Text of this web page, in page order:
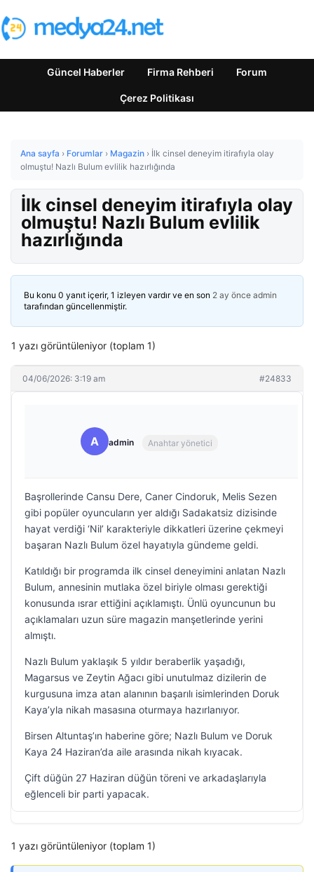
Güncel Haberler Firma Rehberi Forum
Çerez Politikası
Ana sayfa › Forumlar › Magazin › İlk cinsel deneyim itirafıyla olay
olmuştu! Nazlı Bulum evlilik hazırlığında
İlk cinsel deneyim itirafıyla olay
olmuştu! Nazlı Bulum evlilik
hazırlığında
Bu konu 0 yanıt içerir, 1 izleyen vardır ve en son 2 ay önce admin
tarafından güncellenmiştir.
1 yazı görüntüleniyor (toplam 1)
04/06/2026: 3:19 am #24833
A admin Anahtar yönetici
Başrollerinde Cansu Dere, Caner Cindoruk, Melis Sezen
gibi popüler oyuncuların yer aldığı Sadakatsiz dizisinde
hayat verdiği ‘Nil’ karakteriyle dikkatleri üzerine çekmeyi
başaran Nazlı Bulum özel hayatıyla gündeme geldi.
Katıldığı bir programda ilk cinsel deneyimini anlatan Nazlı
Bulum, annesinin mutlaka özel biriyle olması gerektiği
konusunda ısrar ettiğini açıklamıştı. Ünlü oyuncunun bu
açıklamaları uzun süre magazin manşetlerinde yerini
almıştı.
Nazlı Bulum yaklaşık 5 yıldır beraberlik yaşadığı,
Magarsus ve Zeytin Ağacı gibi unutulmaz dizilerin de
kurgusuna imza atan alanının başarılı isimlerinden Doruk
Kaya’yla nikah masasına oturmaya hazırlanıyor.
Birsen Altuntaş’ın haberine göre; Nazlı Bulum ve Doruk
Kaya 24 Haziran’da aile arasında nikah kıyacak.
Çift düğün 27 Haziran düğün töreni ve arkadaşlarıyla
eğlenceli bir parti yapacak.
1 yazı görüntüleniyor (toplam 1)